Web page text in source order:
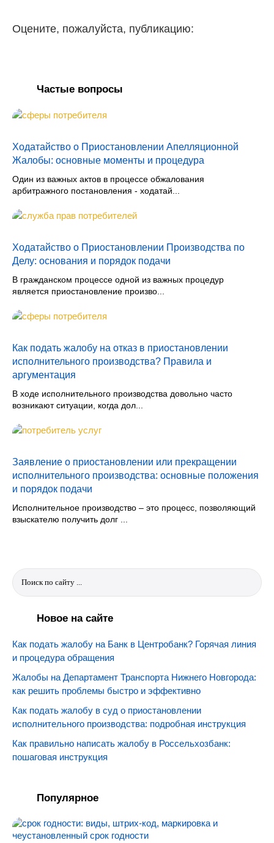
Оцените, пожалуйста, публикацию:
Частые вопросы
Ходатайство о Приостановлении Апелляционной
Жалобы: основные моменты и процедура
Один из важных актов в процессе обжалования
арбитражного постановления - ходатай...
Ходатайство о Приостановлении Производства по
Делу: основания и порядок подачи
В гражданском процессе одной из важных процедур
является приостановление произво...
Как подать жалобу на отказ в приостановлении
исполнительного производства? Правила и
аргументация
В ходе исполнительного производства довольно часто
возникают ситуации, когда дол...
Заявление о приостановлении или прекращении
исполнительного производства: основные положения
и порядок подачи
Исполнительное производство – это процесс, позволяющий
взыскателю получить долг ...
Новое на сайте
Как подать жалобу на Банк в Центробанк? Горячая линия
и процедура обращения
Жалобы на Департамент Транспорта Нижнего Новгорода:
как решить проблемы быстро и эффективно
Как подать жалобу в суд о приостановлении
исполнительного производства: подробная инструкция
Как правильно написать жалобу в Россельхозбанк:
пошаговая инструкция
Популярное